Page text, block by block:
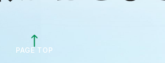
PAGE TOP